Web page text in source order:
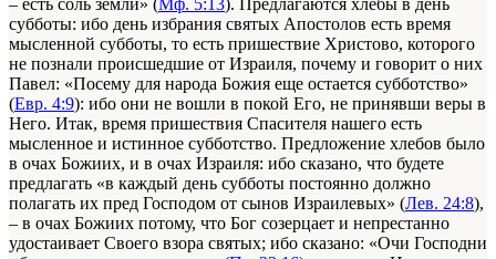
– есть соль земли» (Мф. 5:13). Предлагаются хлебы в день
субботы: ибо день избрания святых Апостолов есть время
мысленной субботы, то есть пришествие Христово, которого
не познали происшедшие от Израиля, почему и говорит о них
Павел: «Посему для народа Божия еще остается субботство»
(Евр. 4:9): ибо они не вошли в покой Его, не принявши веры в
Него. Итак, время пришествия Спасителя нашего есть
мысленное и истинное субботство. Предложение хлебов было
в очах Божиих, и в очах Израиля: ибо сказано, что будете
предлагать «в каждый день субботы постоянно должно
полагать их пред Господом от сынов Израилевых» (Лев. 24:8),
– в очах Божиих потому, что Бог созерцает и непрестанно
удостаивает Своего взора святых; ибо сказано: «Очи Господни